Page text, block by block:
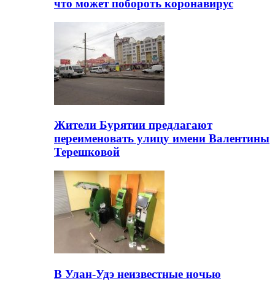
что может побороть коронавирус
Жители Бурятии предлагают
переименовать улицу имени Валентины
Терешковой
В Улан-Удэ неизвестные ночью